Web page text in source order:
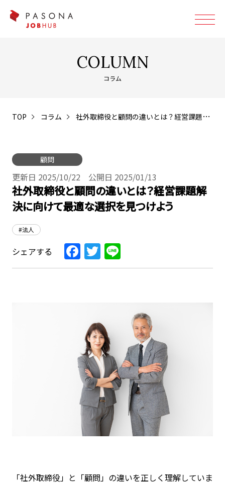
COLUMN
コラム
TOP コラム 社外取締役と顧問の違いとは？経営課題解決に向けて最適な選択を見つけよう
顧問
更新日 2025/10/22 公開日 2025/01/13
社外取締役と顧問の違いとは？経営課題解
決に向けて最適な選択を見つけよう
#法人
シェアする Facebook
Twitter
Line
「社外取締役」と「顧問」の違いを正しく理解していま